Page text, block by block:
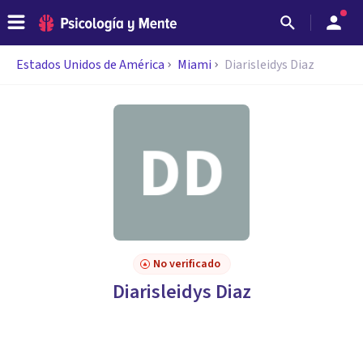
Estados Unidos de América Miami Diarisleidys Diaz
No verificado
Diarisleidys Diaz